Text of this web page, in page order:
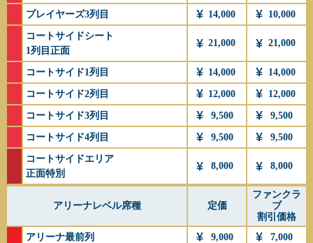
プレイヤーズ3列目 14,000 10,000
コートサイドシート
1列目正面
21,000 21,000
コートサイド1列目 14,000 14,000
コートサイド2列目 12,000 12,000
コートサイド3列目 9,500 9,500
コートサイド4列目 9,500 9,500
コートサイドエリア
正面特別
8,000 8,000
アリーナレベル席種 定価
ファンクラ
ブ
割引価格
アリーナ最前列
9,000 7,000